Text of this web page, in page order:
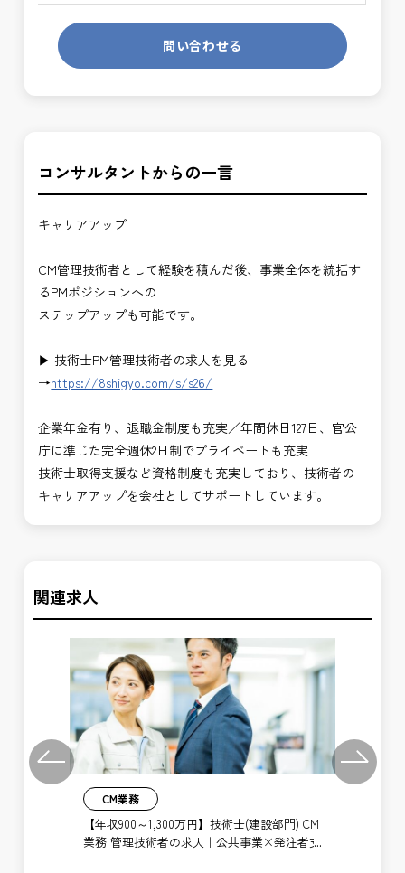
問い合わせる
コンサルタントからの一言
キャリアアップ
CM管理技術者として経験を積んだ後、事業全体を統括す
るPMポジションへの
ステップアップも可能です。
▶ 技術士PM管理技術者の求人を見る
→https://8shigyo.com/s/s26/
企業年金有り、退職金制度も充実／年間休日127日、官公
庁に準じた完全週休2日制でプライベートも充実
技術士取得支援など資格制度も充実しており、技術者の
キャリアアップを会社としてサポートしています。
関連求人
Previous
CM業務
【年収900～1,300万円】技術士(建設部門) CM
業務 管理技術者の求人｜公共事業×発注者支
Next